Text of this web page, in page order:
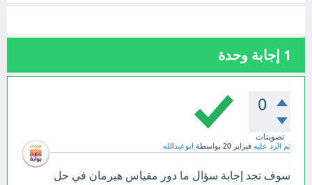
1 إجابة وحدة
0
تصويتات
تم الرد عليه فبراير 20 بواسطة ابوعبدالله
سوف تجد إجابة سؤال ما دور مقياس هيرمان في حل